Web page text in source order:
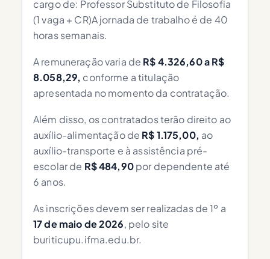
cargo de: Professor Substituto de Filosofia
(1 vaga + CR)A jornada de trabalho é de 40
horas semanais.
A remuneração varia de R$ 4.326,60 a R$
8.058,29, conforme a titulação
apresentada no momento da contratação.
Além disso, os contratados terão direito ao
auxílio-alimentação de R$ 1.175,00, ao
auxílio-transporte e à assistência pré-
escolar de R$ 484,90por dependente até
6 anos.
As inscrições devem ser realizadas de 1º a
17 de maio de 2026, pelo site
buriticupu.ifma.edu.br.